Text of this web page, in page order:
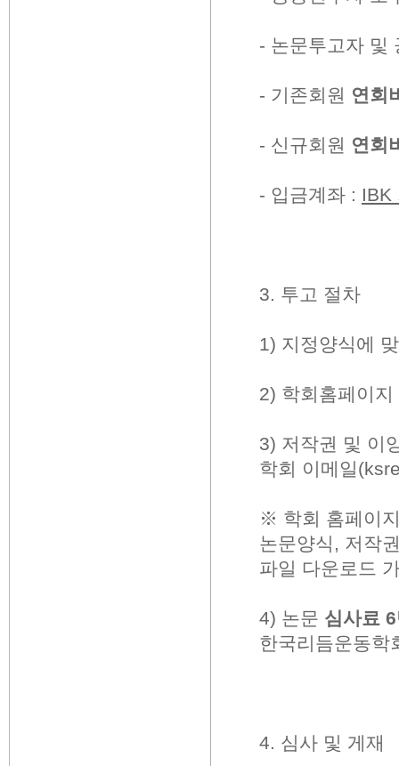
- 논문투고자 및
- 기존회원 연회
- 신규회원 연회
- 입금계좌 : IBK
3. 투고 절차
1) 지정양식에
2) 학회홈페이지
3) 저작권 및 이
학회 이메일
※ 학회 홈페이
논문양식 , 저작
파일 다운로드
4) 논문 심사료 6
한국리듬운동학
4. 심사 및 게재